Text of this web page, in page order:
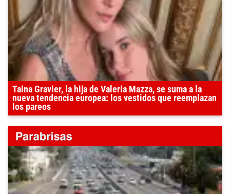
Taina Gravier, la hija de Valeria Mazza, se suma a la
nueva tendencia europea: los vestidos que reemplazan
los pareos